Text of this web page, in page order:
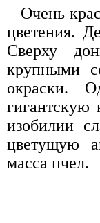
Очень
цветения.
Сверху
крупными
окраски.
гигантскую
изобилии
цветущую
масса пчел.